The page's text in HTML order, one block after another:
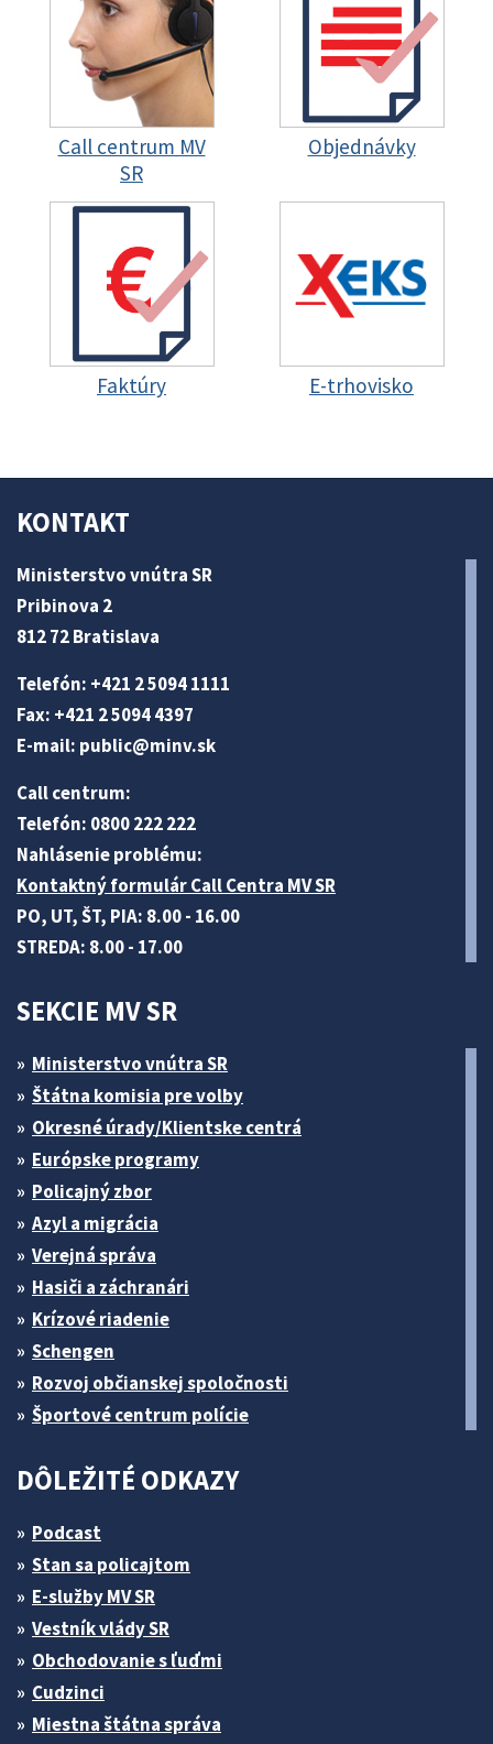
Call centrum MV
SR
Objednávky
Faktúry E-trhovisko
KONTAKT
Ministerstvo vnútra SR
Pribinova 2
812 72 Bratislava
Telefón: +421 2 5094 1111
Fax: +421 2 5094 4397
E-mail: public@minv.sk
Call centrum:
Telefón: 0800 222 222
Nahlásenie problému:
Kontaktný formulár Call Centra MV SR
PO, UT, ŠT, PIA: 8.00 - 16.00
STREDA: 8.00 - 17.00
SEKCIE MV SR
Ministerstvo vnútra SR
Štátna komisia pre volby
Okresné úrady/Klientske centrá
Európske programy
Policajný zbor
Azyl a migrácia
Verejná správa
Hasiči a záchranári
Krízové riadenie
Schengen
Rozvoj občianskej spoločnosti
Športové centrum polície
DÔLEŽITÉ ODKAZY
Podcast
Stan sa policajtom
E-služby MV SR
Vestník vlády SR
Obchodovanie s ľuďmi
Cudzinci
Miestna štátna správa